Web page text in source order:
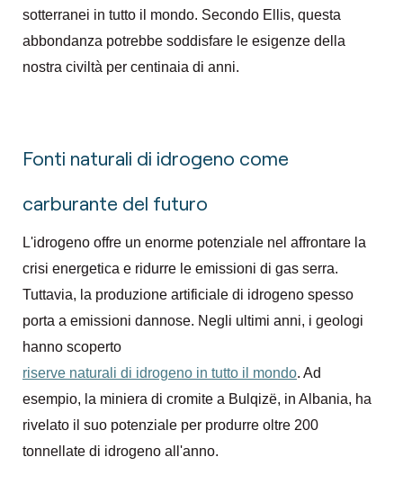
sotterranei in tutto il mondo. Secondo Ellis, questa
abbondanza potrebbe soddisfare le esigenze della
nostra civiltà per centinaia di anni.
Fonti naturali di idrogeno come
carburante del futuro
L'idrogeno offre un enorme potenziale nel affrontare la
crisi energetica e ridurre le emissioni di gas serra.
Tuttavia, la produzione artificiale di idrogeno spesso
porta a emissioni dannose. Negli ultimi anni, i geologi
hanno scoperto
riserve naturali di idrogeno in tutto il mondo. Ad
esempio, la miniera di cromite a Bulqizë, in Albania, ha
rivelato il suo potenziale per produrre oltre 200
tonnellate di idrogeno all'anno.